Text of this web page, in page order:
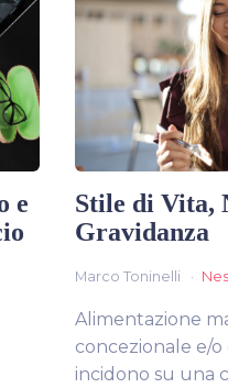
e
Stile di Vita,
Gravidanza
Marco Toninelli
Alimentazione
concezionale e/
incidono su una